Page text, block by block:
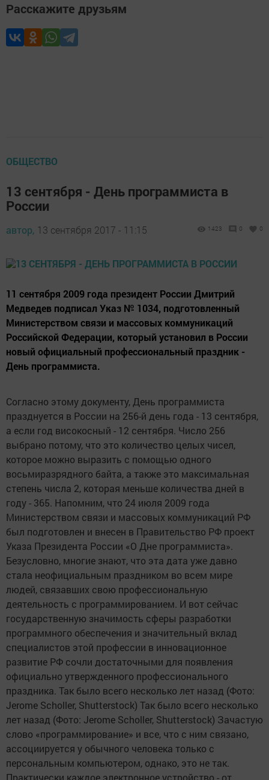
Расскажите друзьям
ОБЩЕСТВО
13 сентября - День программиста в
России
автор, 13 сентября 2017 - 11:15 1423 0 0
11 сентября 2009 года президент России Дмитрий
Медведев подписал Указ № 1034, подготовленный
Министерством связи и массовых коммуникаций
Российской Федерации, который установил в России
новый официальный профессиональный праздник -
День программиста.
Согласно этому документу, День программиста
празднуется в России на 256-й день года - 13 сентября,
а если год високосный - 12 сентября. Число 256
выбрано потому, что это количество целых чисел,
которое можно выразить с помощью одного
восьмиразрядного байта, а также это максимальная
степень числа 2, которая меньше количества дней в
году - 365. Напомним, что 24 июля 2009 года
Министерством связи и массовых коммуникаций РФ
был подготовлен и внесен в Правительство РФ проект
Указа Президента России «О Дне программиста».
Безусловно, многие знают, что эта дата уже давно
стала неофициальным праздником во всем мире
людей, связавших свою профессиональную
деятельность с программированием. И вот сейчас
государственную значимость сферы разработки
программного обеспечения и значительный вклад
специалистов этой профессии в инновационное
развитие РФ сочли достаточными для появления
официально утвержденного профессионального
праздника. Так было всего несколько лет назад (Фото:
Jerome Scholler, Shutterstock) Так было всего несколько
лет назад (Фото: Jerome Scholler, Shutterstock) Зачастую
слово «программирование» и все, что с ним связано,
ассоциируется у обычного человека только с
персональным компьютером, однако, это не так.